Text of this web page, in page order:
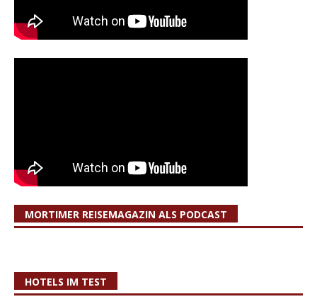
MORTIMER REISEMAGAZIN ALS PODCAST
HOTELS IM TEST